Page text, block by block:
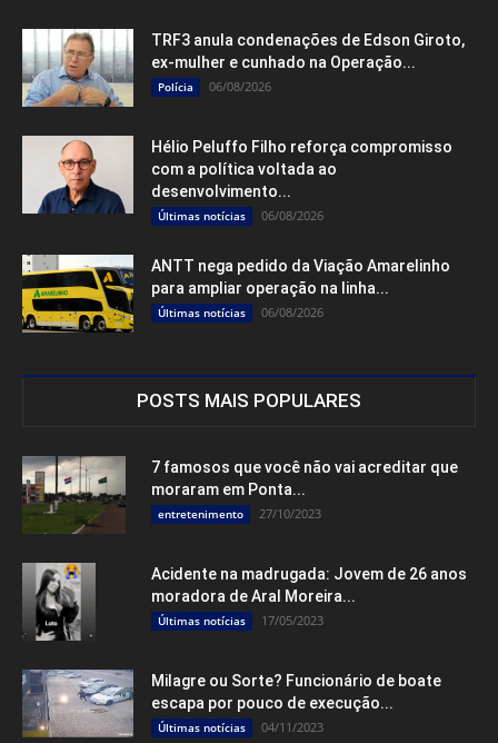
TRF3 anula condenações de Edson Giroto,
ex-mulher e cunhado na Operação...
Polícia 06/08/2026
Hélio Peluffo Filho reforça compromisso
com a política voltada ao
desenvolvimento...
Últimas notícias 06/08/2026
ANTT nega pedido da Viação Amarelinho
para ampliar operação na linha...
Últimas notícias 06/08/2026
POSTS MAIS POPULARES
7 famosos que você não vai acreditar que
moraram em Ponta...
entretenimento 27/10/2023
Acidente na madrugada: Jovem de 26 anos
moradora de Aral Moreira...
Últimas notícias 17/05/2023
Milagre ou Sorte? Funcionário de boate
escapa por pouco de execução...
Últimas notícias 04/11/2023